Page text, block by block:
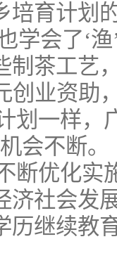
培育计划
学会了‘
制茶工艺
创业资助
划一样，
会不断。
断优化实
济社会发
历继续教